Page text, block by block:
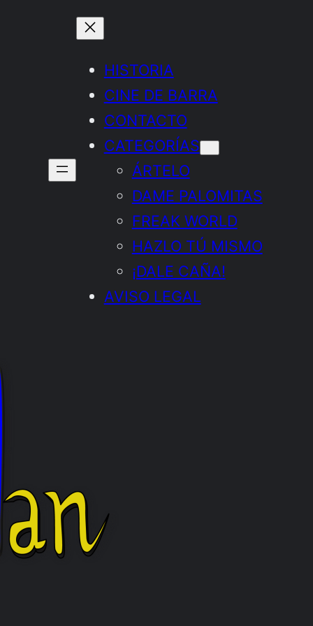
HISTORIA
CINE DE BARRA
CONTACTO
CATEGORÍAS
ÁRTELO
DAME PALOMITAS
FREAK WORLD
HAZLO TÚ MISMO
¡DALE CAÑA!
AVISO LEGAL